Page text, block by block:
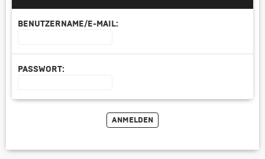
BENUTZERNAME/E-MAIL:
PASSWORT: